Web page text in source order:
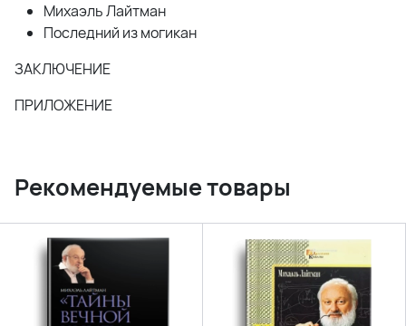
Михаэль Лайтман
Последний из могикан
ЗАКЛЮЧЕНИЕ
ПРИЛОЖЕНИЕ
Рекомендуемые товары